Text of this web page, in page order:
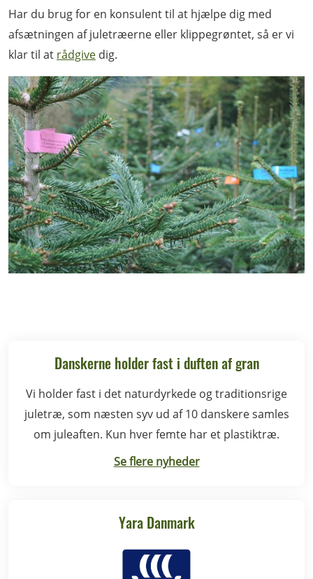
Har du brug for en konsulent til at hjælpe dig med
afsætningen af juletræerne eller klippegrøntet, så er vi
klar til at rådgive dig.
Danskerne holder fast i duften af gran
Vi holder fast i det naturdyrkede og traditionsrige
juletræ, som næsten syv ud af 10 danskere samles
om juleaften. Kun hver femte har et plastiktræ.
Se flere nyheder
Yara Danmark